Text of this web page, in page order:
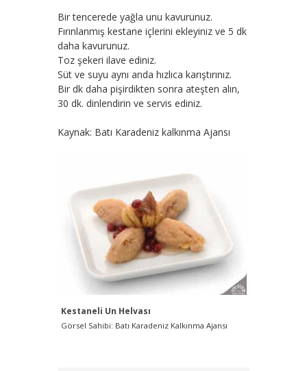
Bir tencerede yağla unu kavurunuz.
Fırınlanmış kestane içlerini ekleyiniz ve 5 dk
daha kavurunuz.
Toz şekeri ilave ediniz.
Süt ve suyu aynı anda hızlıca karıştırınız.
Bir dk daha pişirdikten sonra ateşten alın,
30 dk. dinlendirin ve servis ediniz.
Kaynak: Batı Karadeniz kalkınma Ajansı
Kestaneli Un Helvası
Görsel Sahibi: Batı Karadeniz Kalkınma Ajansı